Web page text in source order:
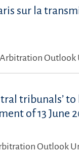
sur la
Outlook
tribunals’
of 13 June
Outlook